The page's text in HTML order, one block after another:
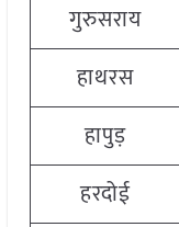
गुरुसराय
हाथरस
हापुड़
हरदोई